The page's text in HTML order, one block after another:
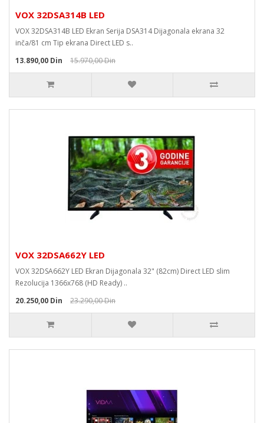
VOX 32DSA314B LED
VOX 32DSA314B LED Ekran Serija DSA314 Dijagonala ekrana 32
inča/81 cm Tip ekrana Direct LED s..
13.890,00 Din
15.970,00 Din
VOX 32DSA662Y LED
VOX 32DSA662Y LED Ekran Dijagonala 32" (82cm) Direct LED slim
Rezolucija 1366x768 (HD Ready) ..
20.250,00 Din
23.290,00 Din